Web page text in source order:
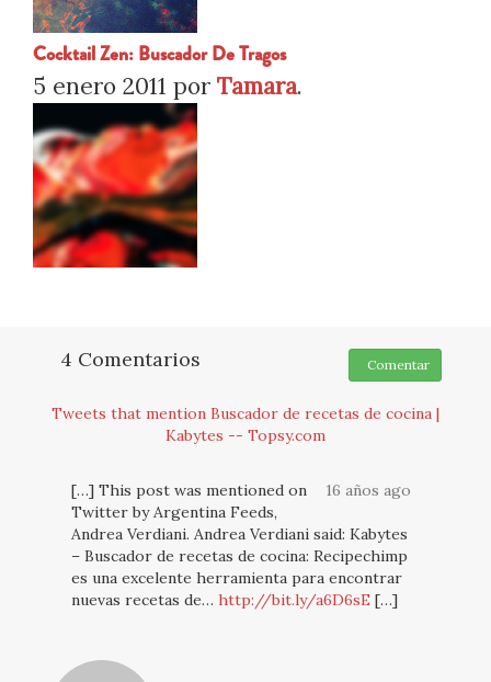
Cocktail Zen: Buscador De Tragos
5 enero 2011 por Tamara.
4 Comentarios Comentar
Tweets that mention Buscador de recetas de cocina |
Kabytes -- Topsy.com
16 años ago
[…] This post was mentioned on
Twitter by Argentina Feeds,
Andrea Verdiani. Andrea Verdiani said: Kabytes
– Buscador de recetas de cocina: Recipechimp
es una excelente herramienta para encontrar
nuevas recetas de… http://bit.ly/a6D6sE […]